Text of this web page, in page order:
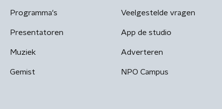
Programma's
Presentatoren
Muziek
Gemist
Veelgestelde vragen
App de studio
Adverteren
NPO Campus